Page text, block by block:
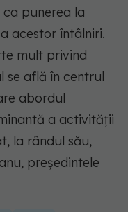
ca punerea la
acestor întâlniri.
mult privind
se află în centrul
abordul
a activității
la rândul său,
președintele